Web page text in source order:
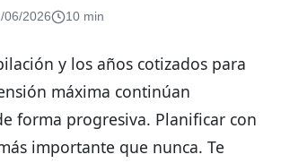
06/2026 10 min
y los años cotizados para
máxima continúan
forma progresiva. Planificar con
importante que nunca. Te